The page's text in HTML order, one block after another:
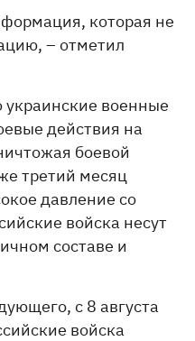
которая не
– отметил
украинские военные
действия на
боевой
третий месяц
давление со
войска несут
составе и
с 8 августа
войска